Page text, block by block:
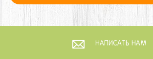
НАПИСАТЬ НАМ